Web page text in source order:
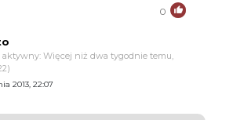
0
aktywny: Więcej niż dwa tygodnie temu,
2013, 22:07